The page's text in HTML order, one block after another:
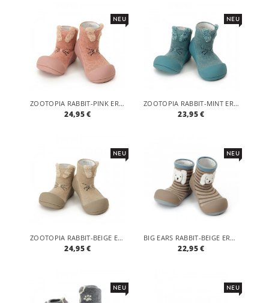
NEU
ZOOTOPIA RABBIT-PINK ERGONOMISCHE BABY LAUFLERNSCHUHE, ATMUNGSAKTIVE KINDER HAUSSCHUHE ABS SOCKEN BABYSCHUHE ANTIRUTSCH
24,95 €
NEU
ZOOTOPIA RABBIT-MINT ERGONOMISCHE BABY LAUFLERNSCHUHE, ATMUNGSAKTIVE KINDER HAUSSCHUHE ABS SOCKEN BABYSCHUHE ANTIRUTSCH
23,95 €
NEU
ZOOTOPIA RABBIT-BEIGE ERGONOMISCHE BABY LAUFLERNSCHUHE, ATMUNGSAKTIVE KINDER HAUSSCHUHE ABS SOCKEN BABYSCHUHE ANTIRUTSCH
24,95 €
NEU
BIG EARS RABBIT-BEIGE ERGONOMISCHE BABY LAUFLERNSCHUHE, ATMUNGSAKTIVE KINDER HAUSSCHUHE ABS SOCKEN BABYSCHUHE ANTIRUTSCH
22,95 €
NEU NEU